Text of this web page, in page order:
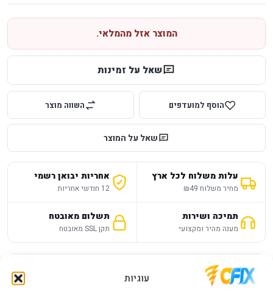
עוגיות
המוצר אזל מהמלאי.
שאל על זמינות
הוסף למועדפים השווה מוצר
שאל על המוצר
עלות משלוח לכל ארץ
מחיר משלוח ₪49
אחריות יבואן רשמי
12 חודשי אחריות
תמיכה ושירות
מענה מהיר ומקצועי
תשלום מאובטח
תקן SSL מאובטח
תיאור מוצר